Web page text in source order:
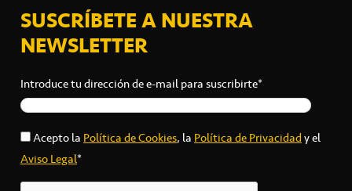
SUSCRÍBETE A NUESTRA
NEWSLETTER
Introduce tu dirección de e-mail para suscribirte*
Acepto laPolítica de Cookies, laPolítica de Privacidady el
Aviso Legal*